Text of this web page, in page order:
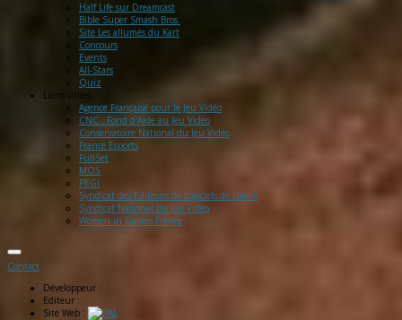
Half Life sur Dreamcast
Bible Super Smash Bros.
Site Les allumés du Kart
Concours
Events
All-Stars
Quiz
Liens
utiles
Agence Française pour le Jeu Vidéo
CNC : Fond d'Aide au Jeu Vidéo
Conservatoire National du Jeu Vidéo
France Esports
FullSet
MO5
PEGI
Syndicat des Editeurs de Logiciels de Loisirs
Syndicat National du Jeu Vidéo
Women in Games France
Contact
Développeur :
Editeur :
Site Web :